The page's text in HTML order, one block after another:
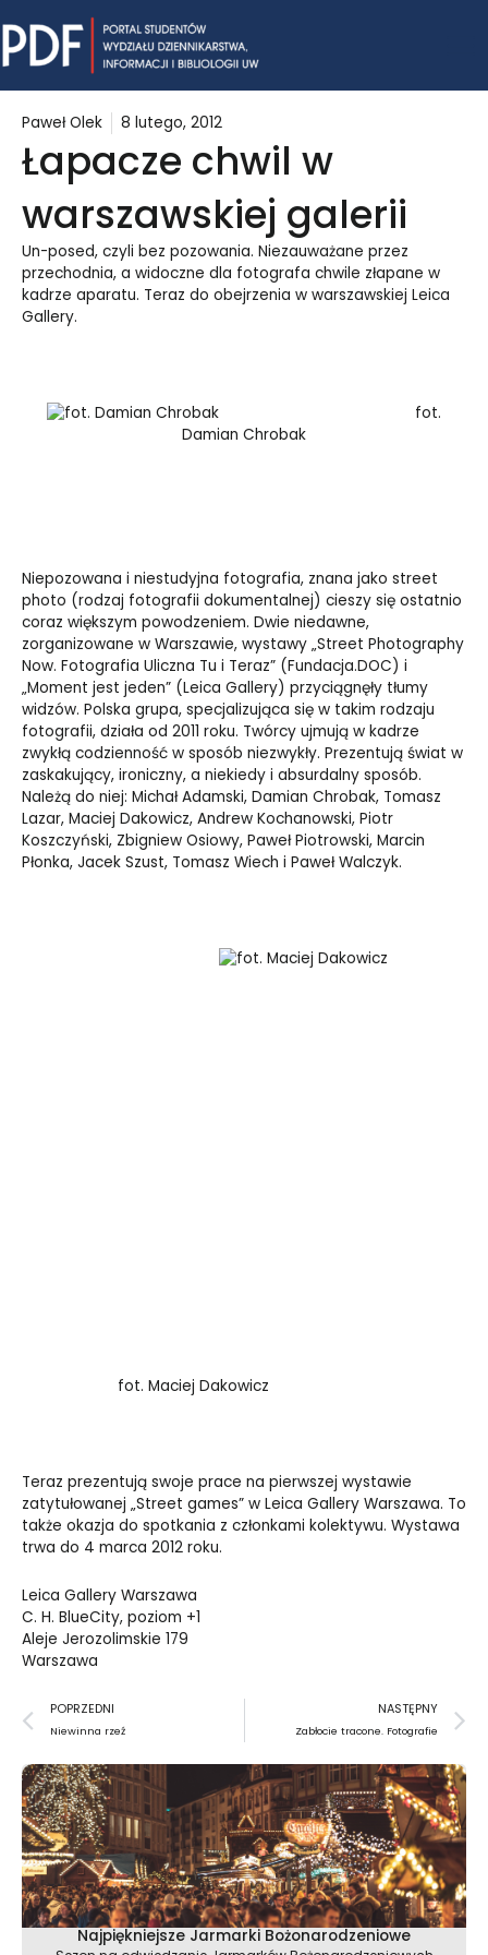
to
content
Paweł Olek 8 lutego, 2012
Łapacze chwil w
warszawskiej galerii
Un-posed, czyli bez pozowania. Niezauważane przez
przechodnia, a widoczne dla fotografa chwile złapane w
kadrze aparatu. Teraz do obejrzenia w warszawskiej Leica
Gallery.
fot.
Damian Chrobak
Niepozowana i niestudyjna fotografia, znana jako street
photo (rodzaj fotografii dokumentalnej) cieszy się ostatnio
coraz większym powodzeniem. Dwie niedawne,
zorganizowane w Warszawie, wystawy „Street Photography
Now. Fotografia Uliczna Tu i Teraz” (Fundacja.DOC) i
„Moment jest jeden” (Leica Gallery) przyciągnęły tłumy
widzów. Polska grupa, specjalizująca się w takim rodzaju
fotografii, działa od 2011 roku. Twórcy ujmują w kadrze
zwykłą codzienność w sposób niezwykły. Prezentują świat w
zaskakujący, ironiczny, a niekiedy i absurdalny sposób.
Należą do niej: Michał Adamski, Damian Chrobak, Tomasz
Lazar, Maciej Dakowicz, Andrew Kochanowski, Piotr
Koszczyński, Zbigniew Osiowy, Paweł Piotrowski, Marcin
Płonka, Jacek Szust, Tomasz Wiech i Paweł Walczyk.
fot. Maciej Dakowicz
Teraz prezentują swoje prace na pierwszej wystawie
zatytułowanej „Street games” w Leica Gallery Warszawa. To
także okazja do spotkania z członkami kolektywu. Wystawa
trwa do 4 marca 2012 roku.
Leica Gallery Warszawa
C. H. BlueCity, poziom +1
Aleje Jerozolimskie 179
Warszawa
Prev
POPRZEDNI
Niewinna rzeź
NASTĘPNY
Zabłocie tracone. Fotografie
Najpiękniejsze Jarmarki Bożonarodzeniowe